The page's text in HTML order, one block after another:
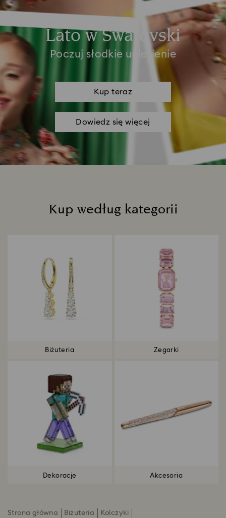
Lato w Swarovski
Poczuj słodkie uniesienie
Kup teraz
Dowiedz się więcej
Kup według kategorii
Biżuteria Zegarki
Dekoracje Akcesoria
Strona główna Biżuteria
Kolczyki